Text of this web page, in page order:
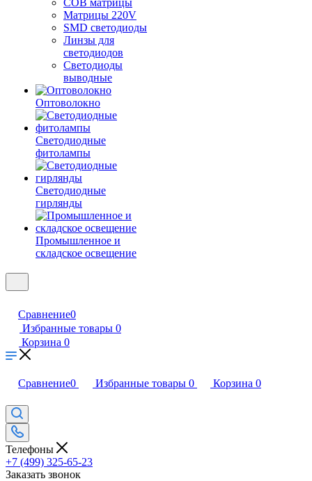
COB матрицы
Матрицы 220V
SMD светодиоды
Линзы для
светодиодов
Светодиоды
выводные
Оптоволокно
Светодиодные
фитолампы
Светодиодные
гирлянды
Промышленное и
складское освещение
Сравнение0
Избранные товары 0
Корзина 0
Сравнение0 Избранные товары 0 Корзина 0
Телефоны
+7 (499) 325-65-23
Заказать звонок